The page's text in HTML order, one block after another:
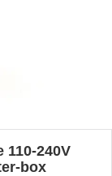
110-240V
box